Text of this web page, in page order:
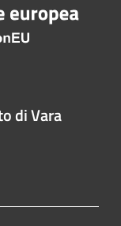
di Vara